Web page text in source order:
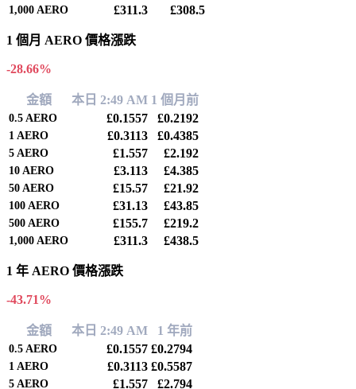
1,000 AERO £311.3 £308.5
1 個月 AERO 價格漲跌
-28.66%
金額 本日 2:49 AM 1 個月前
0.5 AERO £0.1557 £0.2192
1 AERO £0.3113 £0.4385
5 AERO £1.557 £2.192
10 AERO £3.113 £4.385
50 AERO £15.57 £21.92
100 AERO £31.13 £43.85
500 AERO £155.7 £219.2
1,000 AERO £311.3 £438.5
1 年 AERO 價格漲跌
-43.71%
金額 本日 2:49 AM 1 年前
0.5 AERO £0.1557 £0.2794
1 AERO £0.3113 £0.5587
5 AERO £1.557 £2.794